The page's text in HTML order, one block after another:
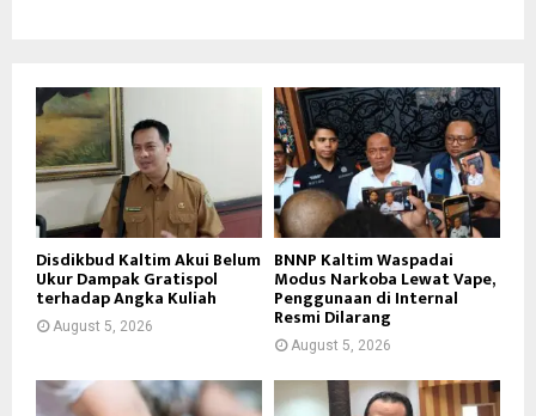
Disdikbud Kaltim Akui Belum
Ukur Dampak Gratispol
terhadap Angka Kuliah
August 5, 2026
BNNP Kaltim Waspadai
Modus Narkoba Lewat Vape,
Penggunaan di Internal
Resmi Dilarang
August 5, 2026